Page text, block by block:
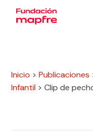
Inicio >Publicaciones
Infantil >Clip de